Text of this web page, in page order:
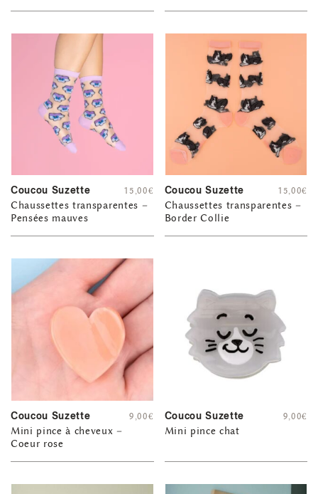
Coucou Suzette
Chaussettes transparentes –
Pensées mauves
15,00€ Coucou Suzette
Chaussettes transparentes –
Border Collie
15,00€
Coucou Suzette
Mini pince à cheveux –
Coeur rose
9,00€ Coucou Suzette
Mini pince chat
9,00€